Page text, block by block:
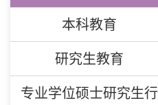
本科教育
研究生教育
专业学位硕士研究生行